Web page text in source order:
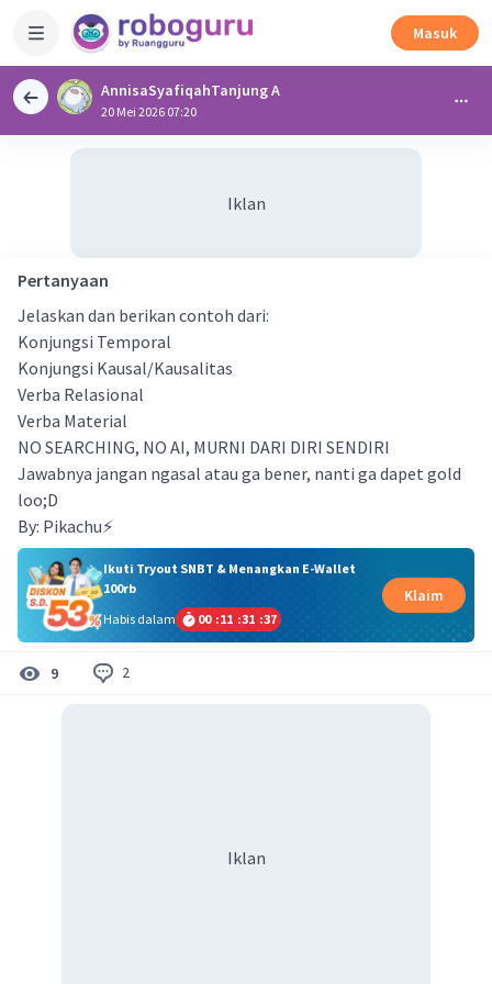
Masuk
AnnisaSyafiqahTanjung A
20 Mei 2026 07:20
Iklan
Pertanyaan
Jelaskan dan berikan contoh dari:
Konjungsi Temporal
Konjungsi Kausal/Kausalitas
Verba Relasional
Verba Material
NO SEARCHING, NO AI, MURNI DARI DIRI SENDIRI
Jawabnya jangan ngasal atau ga bener, nanti ga dapet gold
loo;D
By: Pikachu⚡
Ikuti Tryout SNBT & Menangkan E-Wallet
100rb
Habis dalam
00 :11 :31 :37
Klaim
9 2
Iklan